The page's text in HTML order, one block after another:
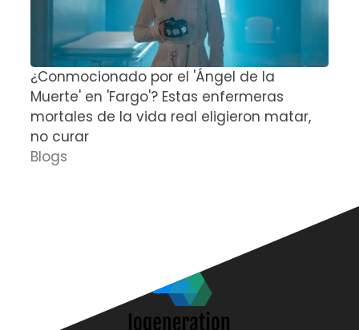
¿Conmocionado por el 'Ángel de la
Muerte' en 'Fargo'? Estas enfermeras
mortales de la vida real eligieron matar,
no curar
Blogs